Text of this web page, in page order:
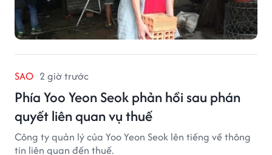
SAO 2 giờ trước
Phía Yoo Yeon Seok phản hồi sau phán
quyết liên quan vụ thuế
Công ty quản lý của Yoo Yeon Seok lên tiếng về thông
tin liên quan đến thuế.